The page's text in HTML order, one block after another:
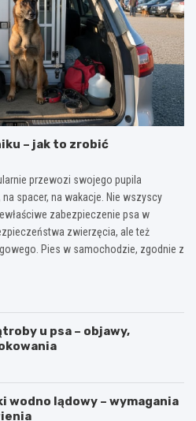
– jak to zrobić
przewozi swojego pupila
spacer, na wakacje. Nie wszyscy
zabezpieczenie psa w
zwierzęcia, ale też
Pies w samochodzie, zgodnie z
u psa – objawy,
wodno lądowy – wymagania